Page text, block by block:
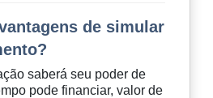
de simular
saberá seu poder de
pode financiar, valor de